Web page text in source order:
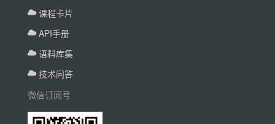
课程卡片
API手册
语料库集
技术问答
微信订阅号